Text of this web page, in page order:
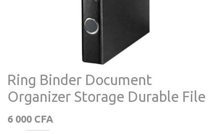
Ring Binder Document
Organizer Storage Durable File
6 000 CFA